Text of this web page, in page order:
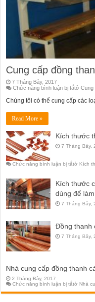
Cung cấp đồng
7 Tháng Bảy, 2017
Chức năng bình luận bị tắtở Cung
Chúng tôi có thể cung cấp các
Read More »
Kích thước
7 Tháng Bảy,
Chức năng bình luận bị tắtở Kích
Kích thước
dùng để
7 Tháng Bảy,
Đồng thanh
7 Tháng Bảy,
Nhà cung cấp đồng thanh
2 Tháng Bảy, 2017
Chức năng bình luận bị tắtở Nhà